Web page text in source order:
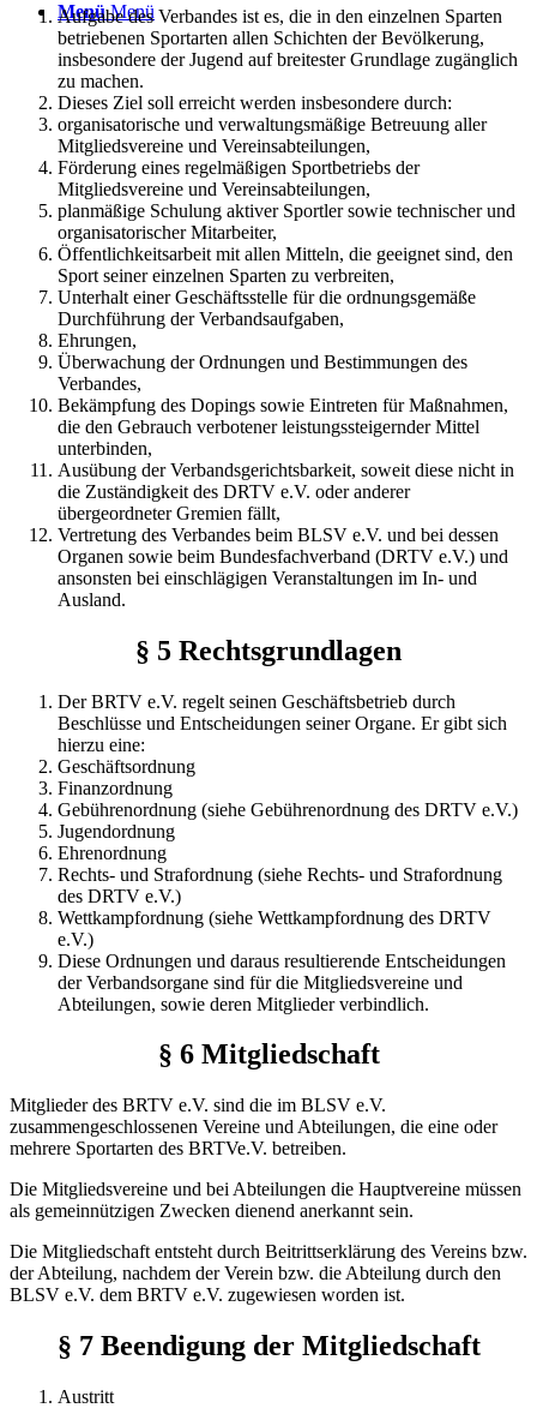
Menü Menü
Aufgabe des Verbandes ist es, die in den einzelnen Sparten
betriebenen Sportarten allen Schichten der Bevölkerung,
insbesondere der Jugend auf breitester Grundlage zugänglich
zu machen.
Dieses Ziel soll erreicht werden insbesondere durch:
organisatorische und verwaltungsmäßige Betreuung aller
Mitgliedsvereine und Vereinsabteilungen,
Förderung eines regelmäßigen Sportbetriebs der
Mitgliedsvereine und Vereinsabteilungen,
planmäßige Schulung aktiver Sportler sowie technischer und
organisatorischer Mitarbeiter,
Öffentlichkeitsarbeit mit allen Mitteln, die geeignet sind, den
Sport seiner einzelnen Sparten zu verbreiten,
Unterhalt einer Geschäftsstelle für die ordnungsgemäße
Durchführung der Verbandsaufgaben,
Ehrungen,
Überwachung der Ordnungen und Bestimmungen des
Verbandes,
Bekämpfung des Dopings sowie Eintreten für Maßnahmen,
die den Gebrauch verbotener leistungssteigernder Mittel
unterbinden,
Ausübung der Verbandsgerichtsbarkeit, soweit diese nicht in
die Zuständigkeit des DRTV e.V. oder anderer
übergeordneter Gremien fällt,
Vertretung des Verbandes beim BLSV e.V. und bei dessen
Organen sowie beim Bundesfachverband (DRTV e.V.) und
ansonsten bei einschlägigen Veranstaltungen im In- und
Ausland.
§ 5 Rechtsgrundlagen
Der BRTV e.V. regelt seinen Geschäftsbetrieb durch
Beschlüsse und Entscheidungen seiner Organe. Er gibt sich
hierzu eine:
Geschäftsordnung
Finanzordnung
Gebührenordnung (siehe Gebührenordnung des DRTV e.V.)
Jugendordnung
Ehrenordnung
Rechts- und Strafordnung (siehe Rechts- und Strafordnung
des DRTV e.V.)
Wettkampfordnung (siehe Wettkampfordnung des DRTV
e.V.)
Diese Ordnungen und daraus resultierende Entscheidungen
der Verbandsorgane sind für die Mitgliedsvereine und
Abteilungen, sowie deren Mitglieder verbindlich.
§ 6 Mitgliedschaft
Mitglieder des BRTV e.V. sind die im BLSV e.V.
zusammengeschlos­senen Vereine und Abteilungen, die eine oder
mehrere Sportarten des BRTVe.V. betreiben.
Die Mitgliedsvereine und bei Abteilungen die Hauptvereine müssen
als gemeinnützigen Zwecken dienend anerkannt sein.
Die Mitgliedschaft entsteht durch Beitrittserklärung des Vereins bzw.
der Abteilung, nachdem der Verein bzw. die Abteilung durch den
BLSV e.V. dem BRTV e.V. zugewiesen worden ist.
§ 7 Beendigung der Mitgliedschaft
Austritt